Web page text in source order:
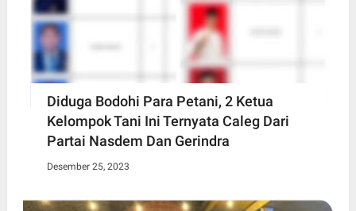
Diduga Bodohi Para Petani, 2 Ketua
Kelompok Tani Ini Ternyata Caleg Dari
Partai Nasdem Dan Gerindra
Desember 25, 2023